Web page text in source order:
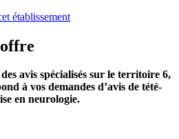
établissement
avis spécialisés sur le territoire 6,
à vos demandes d’avis de tété-
en neurologie.